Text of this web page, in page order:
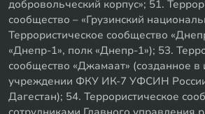
добровольческий корпус»; 51.
сообщество – «Грузинский
Террористическое сообщество
«Днепр-1», полк «Днепр-1»); 53.
сообщество «Джамаат» (созданное в
учреждении ФКУ ИК-7 УФСИН
Дагестан); 54. Террористическое